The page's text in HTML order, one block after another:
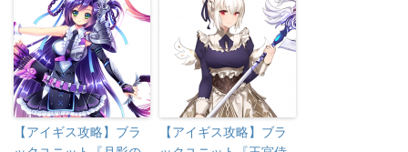
【アイギス攻略】ブラ
【アイギス攻略】ブラ